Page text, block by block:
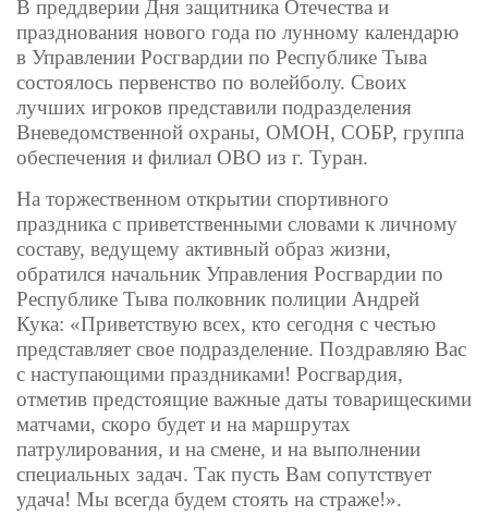
В преддверии Дня защитника Отечества и
празднования нового года по лунному календарю
в Управлении Росгвардии по Республике Тыва
состоялось первенство по волейболу. Своих
лучших игроков представили подразделения
Вневедомственной охраны, ОМОН, СОБР, группа
обеспечения и филиал ОВО из г. Туран.
На торжественном открытии спортивного
праздника с приветственными словами к личному
составу, ведущему активный образ жизни,
обратился начальник Управления Росгвардии по
Республике Тыва полковник полиции Андрей
Кука: «Приветствую всех, кто сегодня с честью
представляет свое подразделение. Поздравляю Вас
с наступающими праздниками! Росгвардия,
отметив предстоящие важные даты товарищескими
матчами, скоро будет и на маршрутах
патрулирования, и на смене, и на выполнении
специальных задач. Так пусть Вам сопутствует
удача! Мы всегда будем стоять на страже!».